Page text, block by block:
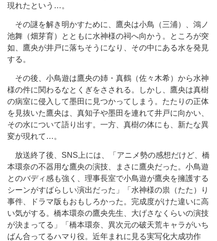
現れたという…。
その謎を解き明かすために、鷹央は小鳥（三浦）、鴻ノ
池舞（畑芽育）とともに水神様の祠へ向かう。ところが突
如、鷹央が井戸に落ちそうになり、その中にある水を発見
する。
その後、小鳥遊は鷹央の姉・真鶴（佐々木希）から水神
様の件に関わるなとくぎをさされる。しかし、鷹央は真樹
の病室に侵入して墨田に見つかってしまう。たたりの正体
を見抜いた鷹央は、真知子や墨田を連れて井戸に向かい、
その水について語り出す。一方、真樹の体にも、新たな異
変が現れて…。
放送終了後、SNS上には、「アニメ勢の感想だけど、橋
本環奈の不器用な鷹央の演技、まさに鷹央だった。小鳥遊
とのバディ感も強く、理事長室で小鳥遊が鷹央を擁護する
シーンがすばらしい演出だった」「水神様の祟（たた）り
事件、ドラマ版もおもしろかった。完成度がけた違いに高
い気がする。橋本環奈の鷹央先生、大げさなくらいの演技
が決まってる」「橋本環奈、異次元の破天荒キャラがいち
ばん合ってるハマり役。近年まれに見る実写化大成功作